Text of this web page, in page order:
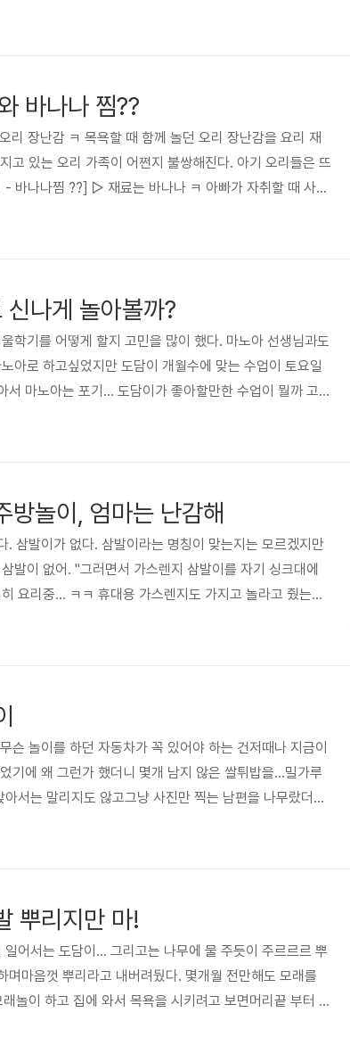
으로 자르고 칼을 이용해 납작하게 꾹꾹 눌러준다. 여기
바나나 찜??
장난감 ㅋ 목욕할 때 함께 놀던 오리 장난감을 요리 재
고 있는 오리 가족이 어쩐지 불쌍해진다. 아기 오리들은 뜨
바나나찜 ??] ▷ 재료는 바나나 ㅋ 아빠가 자취할 때 사용
... 먹으라고 사 준 바나나를 하나하나 뜯어서는 몽땅 집
나게 놀아볼까?
학기를 어떻게 할지 고민을 많이 했다. 마노아 선생님과도
아로 하고싶었지만 도담이 개월수에 맞는 수업이 토요일
마노아는 포기... 도담이가 좋아할만한 수업이 뭘까 고민
드 첫 수업이 있던 날~ 수업 진행이나 분위기가 마노아
방놀이, 엄마는 난감해
삼발이가 없다. 삼발이라는 명칭이 맞는지는 모르겠지만
발이 없어. "그러면서 가스렌지 삼발이를 자기 싱크대에
요리중... ㅋㅋ 휴대용 가스렌지도 가지고 놀라고 줬는데
은 모두 도담이의 놀이감일 뿐이다. 요리를 하려면 도담이
놀이를 하던 자동차가 꼭 있어야 하는 건저때나 지금이
기에 왜 그런가 했더니 몇개 남지 않은 쌀튀밥을...밀가루
서는 말리지도 않고그냥 사진만 찍는 남편을 나무랐더니
" 평소에 나보다도 더 애 먹는 거에 신경을 많이 쓰면서
뿌리지만 마!
어서는 도담이... 그리고는 나무에 물 주듯이 주르르르 뿌
며마음껏 뿌리라고 내버려뒀다. 몇개월 전만해도 모래를
놀이 하고 집에 와서 목욕을 시키려고 보면머리끝 부터 발
래 만난 도담이 ㅋㅋㅋ 집에서 아주 가까운 곳에 있는 모래